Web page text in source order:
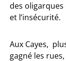
des
et l’insécurité.
Aux Cayes,
gagné les